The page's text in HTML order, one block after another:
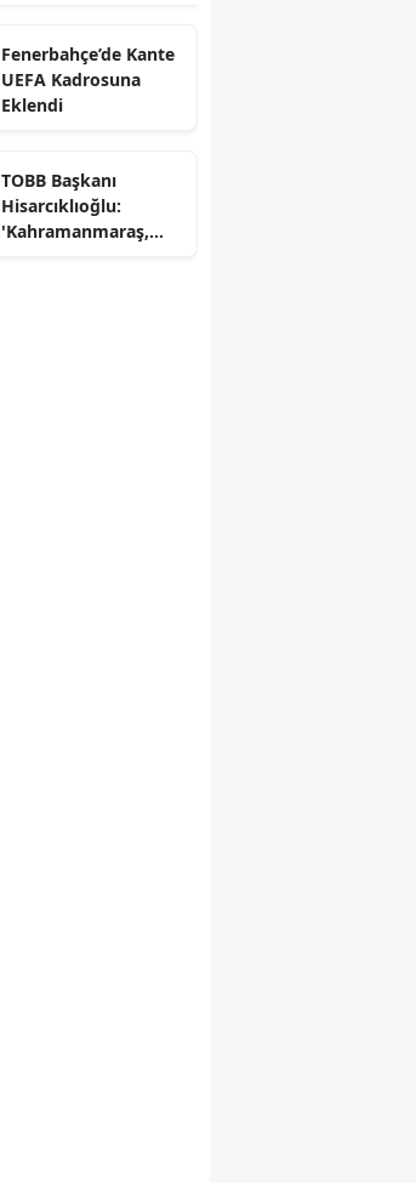
Fenerbahçe’de Kante
UEFA Kadrosuna
Eklendi
TOBB Başkanı
Hisarcıklıoğlu:
'Kahramanmaraş,